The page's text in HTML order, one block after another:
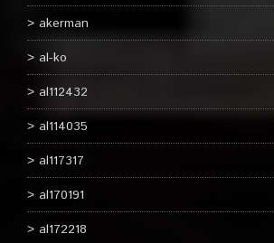
akerman
al-ko
al112432
al114035
al117317
al170191
al172218